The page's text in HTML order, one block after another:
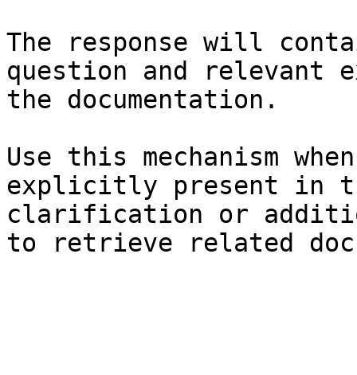
The response will
question and relevant
the documentation.
Use this mechanism
explicitly present in
clarification or